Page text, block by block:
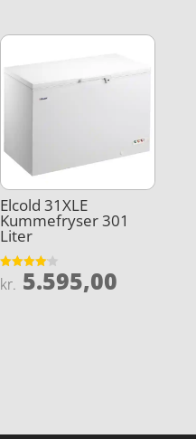
Elcold 31XLE
Kummefryser 301
Liter
Vurderet
4.1
kr. 5.595,00